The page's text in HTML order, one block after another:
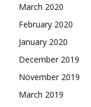
March 2020
February 2020
January 2020
December 2019
November 2019
March 2019